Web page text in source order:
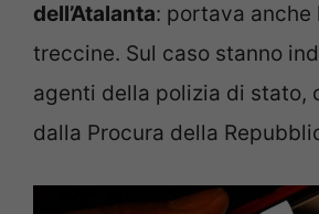
dell’Atalanta: portava anche
treccine. Sul caso stanno
agenti della polizia di stato,
dalla Procura della